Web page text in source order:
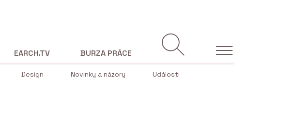
Design Novinky a názory Události
EARCH.TV BURZA PRÁCE